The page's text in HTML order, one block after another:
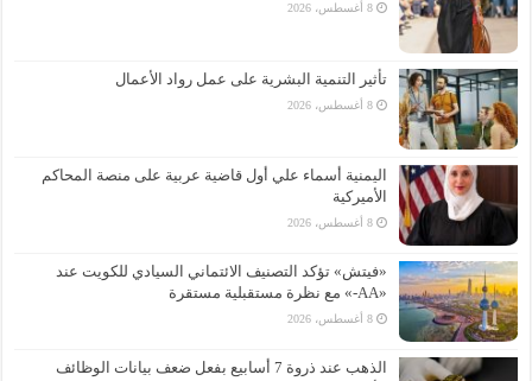
8 أغسطس، 2026
تأثير التنمية البشرية على عمل رواد الأعمال
8 أغسطس، 2026
اليمنية أسماء علي أول قاضية عربية على منصة المحاكم
الأميركية
8 أغسطس، 2026
«فيتش» تؤكد التصنيف الائتماني السيادي للكويت عند
«AA-» مع نظرة مستقبلية مستقرة
8 أغسطس، 2026
الذهب عند ذروة 7 أسابيع بفعل ضعف بيانات الوظائف